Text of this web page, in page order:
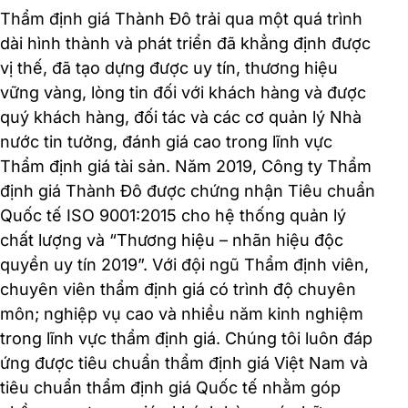
Thẩm định giá Thành Đô trải qua một quá trình
dài hình thành và phát triển đã khẳng định được
vị thế, đã tạo dựng được uy tín, thương hiệu
vững vàng, lòng tin đối với khách hàng và được
quý khách hàng, đối tác và các cơ quản lý Nhà
nước tin tưởng, đánh giá cao trong lĩnh vực
Thẩm định giá tài sản. Năm 2019, Công ty Thẩm
định giá Thành Đô được chứng nhận Tiêu chuẩn
Quốc tế ISO 9001:2015 cho hệ thống quản lý
chất lượng và “Thương hiệu – nhãn hiệu độc
quyền uy tín 2019”. Với đội ngũ Thẩm định viên,
chuyên viên thẩm định giá có trình độ chuyên
môn; nghiệp vụ cao và nhiều năm kinh nghiệm
trong lĩnh vực thẩm định giá. Chúng tôi luôn đáp
ứng được tiêu chuẩn thẩm định giá Việt Nam và
tiêu chuẩn thẩm định giá Quốc tế nhằm góp